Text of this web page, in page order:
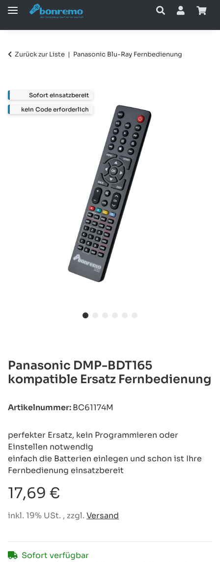
Zurück zur Liste Panasonic Blu-Ray Fernbedienung
Panasonic DMP-BDT165
kompatible Ersatz Fernbedienung
Artikelnummer:BC61174M
perfekter Ersatz, kein Programmieren oder
Einstellen notwendig
einfach die Batterien einlegen und schon ist Ihre
Fernbedienung einsatzbereit
17,69 €
inkl. 19% USt. , zzgl. Versand
Sofort verfügbar